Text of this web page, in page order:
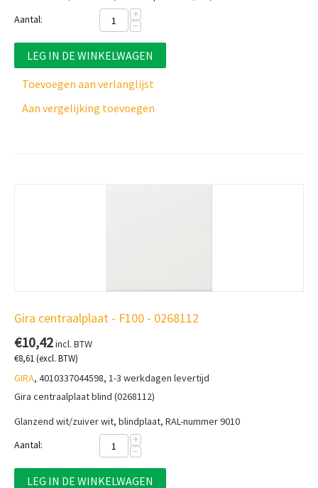
Aantal:
+
−
LEG IN DE WINKELWAGEN
Toevoegen aan verlanglijst
Aan vergelijking toevoegen
Gira centraalplaat - F100 - 0268112
€10,42incl. BTW
€8,61(excl. BTW)
GIRA, 4010337044598, 1-3 werkdagen levertijd
Gira centraalplaat blind (0268112)
Glanzend wit/zuiver wit, blindplaat, RAL-nummer 9010
Aantal:
+
−
LEG IN DE WINKELWAGEN